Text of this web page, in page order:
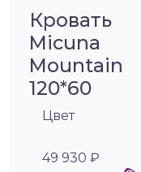
Кровать
Micuna
Mountain
120*60
Цвет
49 930 ₽